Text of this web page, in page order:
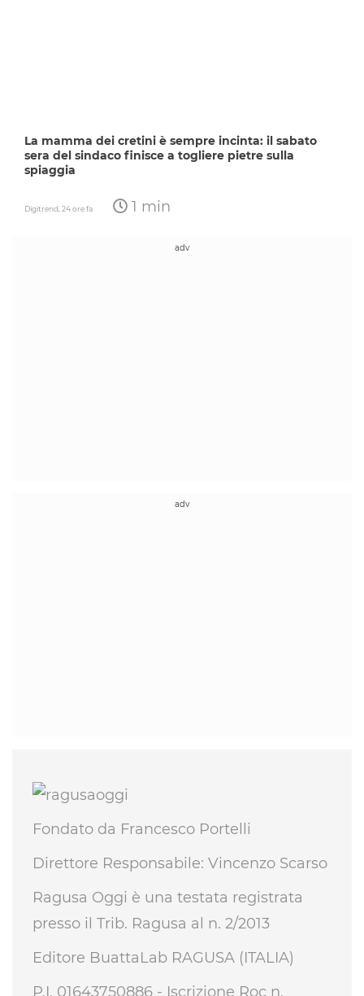
La mamma dei cretini è sempre incinta: il sabato
sera del sindaco finisce a togliere pietre sulla
spiaggia
Digitrend,24 ore fa 1 min
Fondato da Francesco Portelli
Direttore Responsabile: Vincenzo Scarso
Ragusa Oggi è una testata registrata
presso il Trib. Ragusa al n. 2/2013
Editore BuattaLab RAGUSA (ITALIA)
P.I. 01643750886 - Iscrizione Roc n.